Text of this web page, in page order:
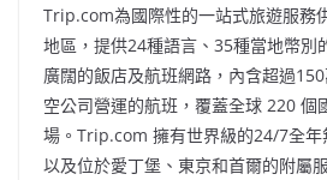
Trip.com為國際性的一站式旅遊服務
地區，提供24種語言、35種當地幣
廣闊的飯店及航班網路，內含超過
空公司營運的航班，覆蓋全球 220 個
場。Trip.com 擁有世界級的24/7全年
以及位於愛丁堡、東京和首爾的附屬